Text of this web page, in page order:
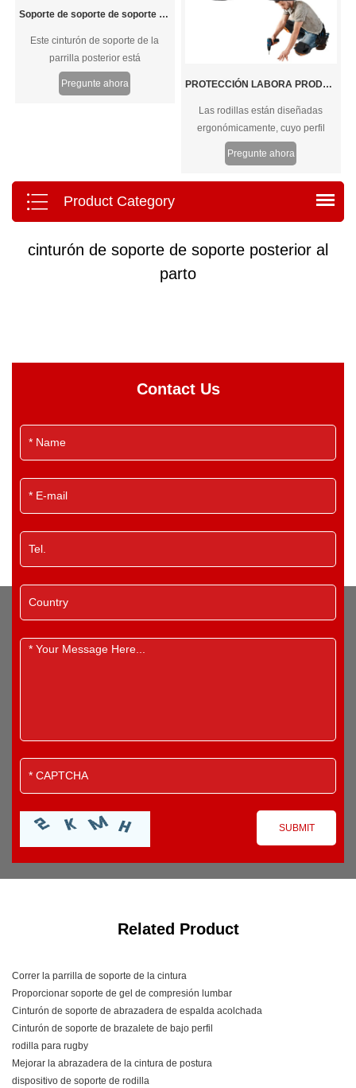
Soporte de soporte de soporte de presión caliente H
Este cinturón de soporte de la
parrilla posterior está
meticulosamente diseñado para
ofrecer un apoyo y alivio
estenosis espinal, este aparato
ortopédico garantiza la comodidad
Pregunte ahora PROTECCIÓN LABORA PRODUCCIÓN PASTAS DE GUERRA
Las rodillas están diseñadas
ergonómicamente, cuyo perfil
curvo se ajustará a la rodilla
perfectamente. El forro de tela
suave proporciona suficiente
comodidad para la rodilla.
Pregunte ahora
Product Category
cinturón de soporte de soporte posterior al
parto
Contact Us
Related Product
Correr la parrilla de soporte de la cintura
Proporcionar soporte de gel de compresión lumbar
Cinturón de soporte de abrazadera de espalda acolchada
Cinturón de soporte de brazalete de bajo perfil
rodilla para rugby
Mejorar la abrazadera de la cintura de postura
dispositivo de soporte de rodilla